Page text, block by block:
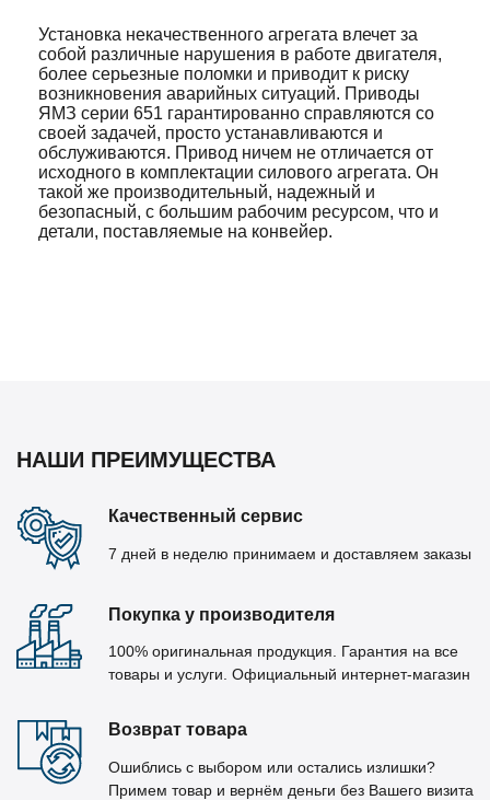
Установка некачественного агрегата влечет за
собой различные нарушения в работе двигателя,
более серьезные поломки и приводит к риску
возникновения аварийных ситуаций. Приводы
ЯМЗ серии 651 гарантированно справляются со
своей задачей, просто устанавливаются и
обслуживаются. Привод ничем не отличается от
исходного в комплектации силового агрегата. Он
такой же производительный, надежный и
безопасный, с большим рабочим ресурсом, что и
детали, поставляемые на конвейер.
НАШИ ПРЕИМУЩЕСТВА
Качественный сервис
7 дней в неделю принимаем и доставляем заказы
Покупка у производителя
100% оригинальная продукция. Гарантия на все
товары и услуги. Официальный интернет-магазин
Возврат товара
Ошиблись с выбором или остались излишки?
Примем товар и вернём деньги без Вашего визита